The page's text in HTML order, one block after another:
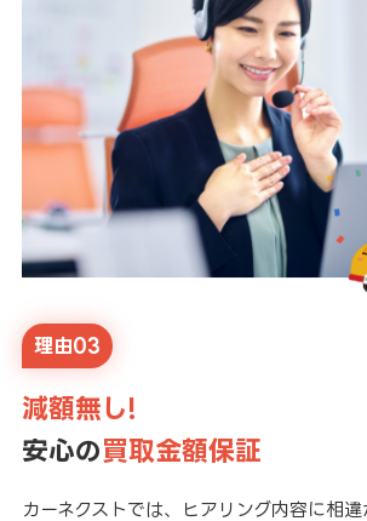
理由03
減額無し!
安心の買取金額保証
カーネクストでは、ヒアリング内容に相